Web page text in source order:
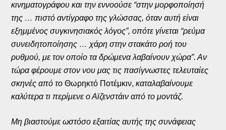
κινηματογράφου και την εννοούσε “στην μορφοποίησή
της … πιστό αντίγραφο της γλώσσας, όταν αυτή είναι
εξημμένος συγκινησιακός λόγος”, οπότε γίνεται “ρεύμα
συνειδητοποίησης … χάρη στην στακάτο ροή του
ρυθμού, με τον οποίο τα δρώμενα λαβαίνουν χώρα”. Αν
τώρα φέρουμε στον νου μας τις πασίγνωστες τελευταίες
σκηνές από τοΘωρηκτό Ποτέμκιν,καταλαβαίνουμε
καλύτερα τι περίμενε ο Αϊζενστάιν από το μοντάζ.
Μη βιαστούμε ωστόσο εξαιτίας αυτής της συνάφειας